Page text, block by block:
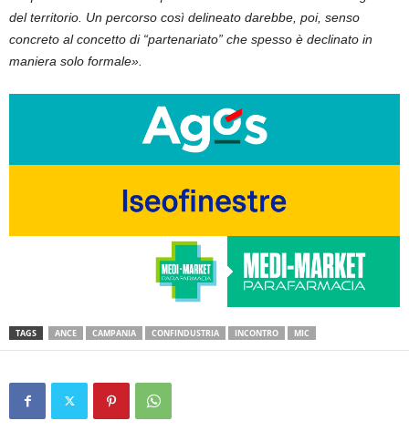
del territorio. Un percorso così delineato darebbe, poi, senso
concreto al concetto di “partenariato” che spesso è declinato in
maniera solo formale».
TAGS ANCE CAMPANIA CONFINDUSTRIA INCONTRO MIC